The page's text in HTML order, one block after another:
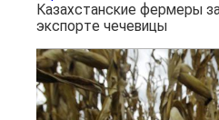
Казахстанские фермеры
экспорте чечевицы